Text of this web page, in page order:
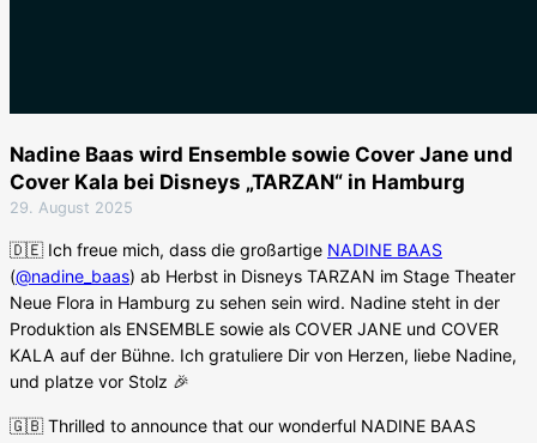
Nadine Baas wird Ensemble sowie Cover Jane und
Cover Kala bei Disneys „TARZAN“ in Hamburg
29. August 2025
🇩🇪 Ich freue mich, dass die großartige NADINE BAAS
(@nadine_baas) ab Herbst in Disneys TARZAN im Stage Theater
Neue Flora in Hamburg zu sehen sein wird. Nadine steht in der
Produktion als ENSEMBLE sowie als COVER JANE und COVER
KALA auf der Bühne. Ich gratuliere Dir von Herzen, liebe Nadine,
und platze vor Stolz 🎉
🇬🇧 Thrilled to announce that our wonderful NADINE BAAS